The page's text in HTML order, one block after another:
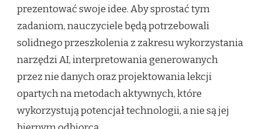
prezentować swoje idee. Aby sprostać tym
zadaniom, nauczyciele będą potrzebowali
solidnego przeszkolenia z zakresu wykorzystania
narzędzi AI, interpretowania generowanych
przez nie danych oraz projektowania lekcji
opartych na metodach aktywnych, które
wykorzystują potencjał technologii, a nie są jej